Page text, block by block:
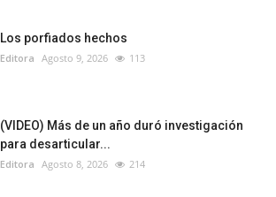
Los porfiados hechos
Editora Agosto 9, 2026 113
(VIDEO) Más de un año duró investigación
para desarticular...
Editora Agosto 8, 2026 214